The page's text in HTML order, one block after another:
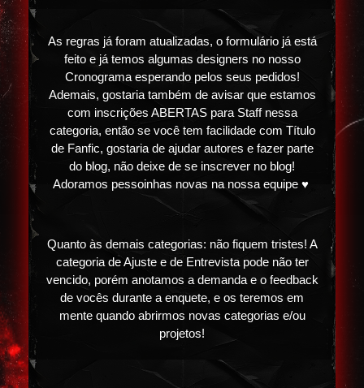
As regras já foram atualizadas, o formulário já está
feito e já temos algumas designers no nosso
Cronograma esperando pelos seus pedidos!
Ademais, gostaria também de avisar que estamos
com inscrições ABERTAS para Staff nessa
categoria, então se você tem facilidade com Título
de Fanfic, gostaria de ajudar autores e fazer parte
do blog, não deixe de se inscrever no blog!
Adoramos pessoinhas novas na nossa equipe ♥
Quanto às demais categorias: não fiquem tristes! A
categoria de Ajuste e de Entrevista pode não ter
vencido, porém anotamos a demanda e o feedback
de vocês durante a enquete, e os teremos em
mente quando abrirmos novas categorias e/ou
projetos!